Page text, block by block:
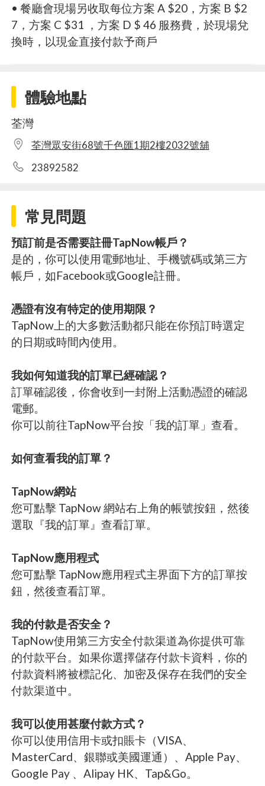
• 餐廳會現場另收取每位方案 A $20，方案 B $2
7，方案 C $31 ，方案 D $ 46 服務費，於現場兌
換時，以現金直接付款予商戶
體驗地點
荃灣
荃灣眾安街68號千色匯1期2樓2032號舖
23892582
常見問題
預訂前是否需要註冊TapNow帳戶？
是的，你可以使用電郵地址、手機號碼或第三方
帳戶，如Facebook或Google註冊。
憑證有沒有特定的使用期限？
TapNow上的大多數活動都只能在你預訂時選定
的日期或時間內使用。
我如何知道我的訂單已經確認？
訂單確認後，你會收到一封附上活動憑證的確認
電郵。
你可以前往TapNow平台按「我的訂單」查看。
如何查看我的訂單？
TapNow網站
您可點擊 TapNow 網站右上角的帳號按鈕，然後
選取『我的訂單』查看訂單。
TapNow應用程式
您可點擊 TapNow應用程式主界面下方的訂單按
鈕，然後查看訂單。
我的付款是否安全？
TapNow使用第三方安全付款渠道為你提供可靠
的付款平台。如果你選擇儲存付款卡資料，你的
付款資料將被標記化、加密及保存在我們的安全
付款渠道中。
我可以使用甚麼付款方式？
你可以使用信用卡或扣賬卡（VISA、
MasterCard、銀聯或美國運通）、Apple Pay、
Google Pay 、Alipay HK、Tap&Go。